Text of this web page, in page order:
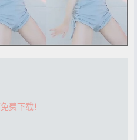
费下载！